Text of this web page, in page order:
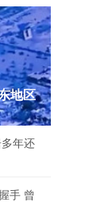
地区
年还
手 曾